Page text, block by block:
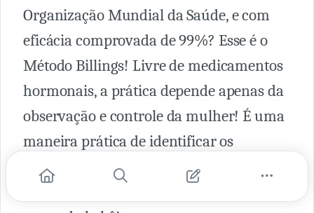
Organização Mundial da Saúde, e com
eficácia comprovada de 99%? Esse é o
Método Billings! Livre de medicamentos
hormonais, a prática depende apenas da
observação e controle da mulher! É uma
maneira prática de identificar os
períodos férteis e contribuir para que